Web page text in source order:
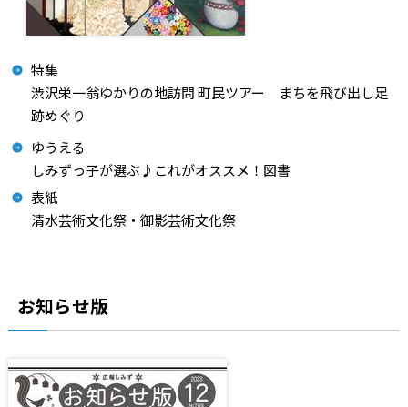
特集
渋沢栄一翁ゆかりの地訪問 町民ツアー まちを飛び出し足
跡めぐり
ゆうえる
しみずっ子が選ぶ♪これがオススメ！図書
表紙
清水芸術文化祭・御影芸術文化祭
お知らせ版